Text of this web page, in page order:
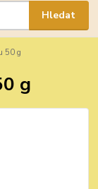
Hledat
50 g
g